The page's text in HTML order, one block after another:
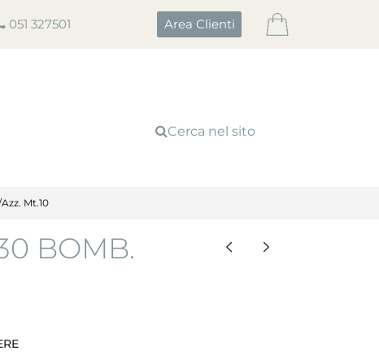
051 327501 Area Clienti
Cerca nel sito
Mt.10
BOMB.